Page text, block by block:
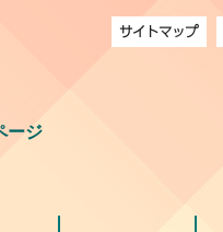
ージ
サイトマップ